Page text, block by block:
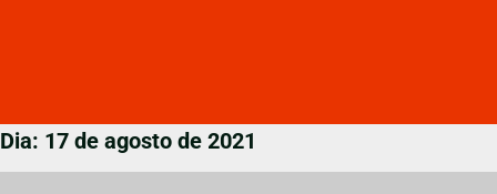
Dia: 17 de agosto de 2021